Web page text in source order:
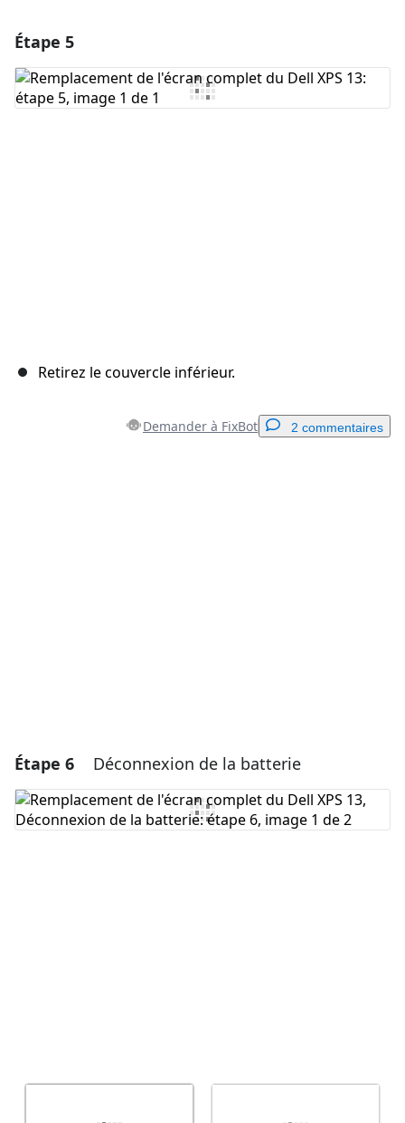
Ajouter un commentaire
Étape 5
Retirez le couvercle inférieur.
Demander à FixBot 2 commentaires
Étape 6 Déconnexion de la batterie